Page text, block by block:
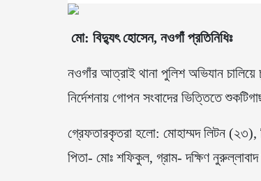
মো: বিদ্যুৎ হোসেন, নওগাঁ প্রতিনিধিঃ
নওগাঁর আত্রাই থানা পুলিশ অভিযান
নির্দেশনায় গোপন সংবাদের ভিত্তিতে
গ্রেফতারকৃতরা হলো: মোহাম্মদ লিটন (২৩),
পিতা- মোঃ শফিকুল, গ্রাম- দক্ষিণ নুরুল্লাবাদ